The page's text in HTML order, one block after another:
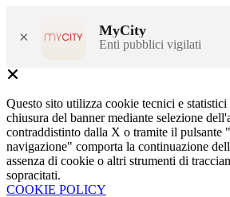
× MyCity
Enti pubblici vigilati
Questo sito utilizza cookie tecnici e
chiusura del banner mediante selezione
contraddistinto dalla X o tramite il pulsante
navigazione" comporta la continuazione
assenza di cookie o altri strumenti di
sopracitati.
COOKIE POLICY